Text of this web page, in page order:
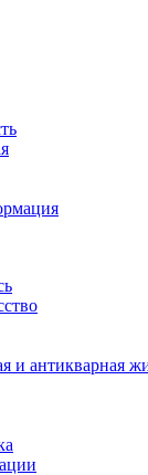
и антикварная